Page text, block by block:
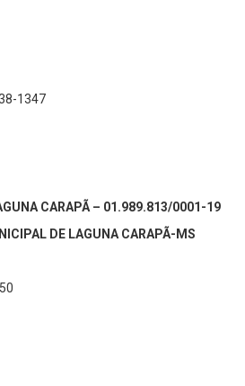
1347
CARAPÃ – 01.989.813/0001-19
DE LAGUNA CARAPÃ-MS